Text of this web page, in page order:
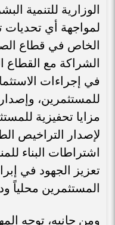
الوزارية للتنمية
لمواجهة أي تحديات
الخاص في قطاع
الشراكة مع القطاع
في إجراءات
للمستثمرين،
مزايا تحفيزية
لإصدار التراخيص
اشتراطات البناء
تعزيز الجهود في
المستثمرين محلياً
ومن جانبه، توجه